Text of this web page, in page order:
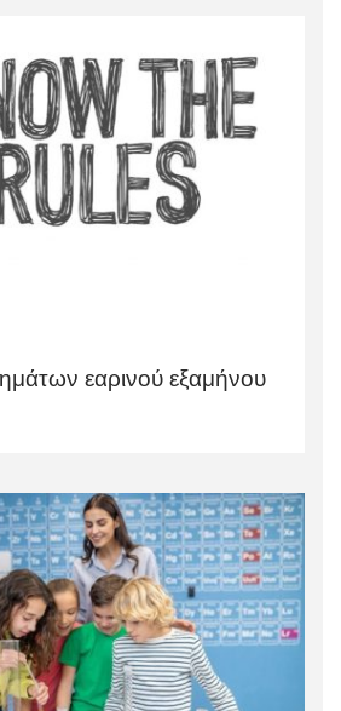
εαρινού εξαμήνου